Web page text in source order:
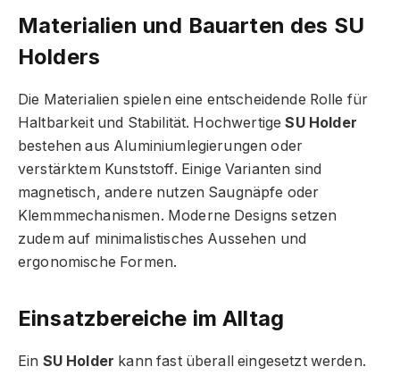
Materialien und Bauarten des SU
Holders
Die Materialien spielen eine entscheidende Rolle für
Haltbarkeit und Stabilität. HochwertigeSU Holder
bestehen aus Aluminiumlegierungen oder
verstärktem Kunststoff. Einige Varianten sind
magnetisch, andere nutzen Saugnäpfe oder
Klemmmechanismen. Moderne Designs setzen
zudem auf minimalistisches Aussehen und
ergonomische Formen.
Einsatzbereiche im Alltag
Ein SU Holder kann fast überall eingesetzt werden.